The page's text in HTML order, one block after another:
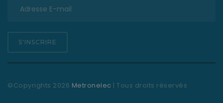
S'INSCRIRE
©Copyrights 2026 Metronelec | Tous droits réservés